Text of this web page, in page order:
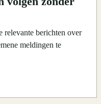
relevante berichten over
meldingen te